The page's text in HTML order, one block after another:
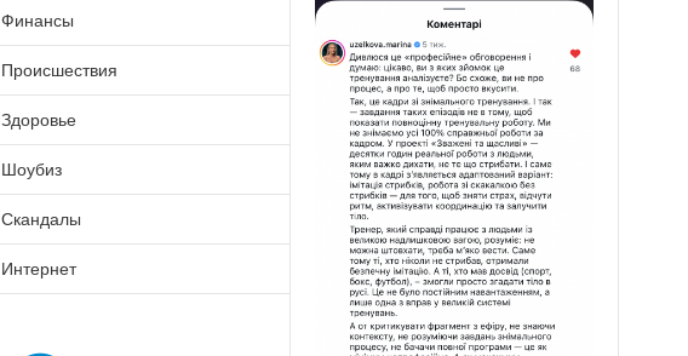
Финансы
Происшествия
Здоровье
Шоубиз
Скандалы
Интернет